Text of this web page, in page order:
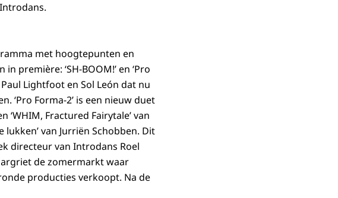
met hoogtepunten en
première: ‘SH-BOOM!’ en ‘Pro
Paul Lightfoot en Sol León dat nu
Forma-2’ is een nieuw duet
Fractured Fairytale’ van
lukken’ van Jurriën Schobben. Dit
directeur van Introdans Roel
de zomermarkt waar
producties verkoopt. Na de